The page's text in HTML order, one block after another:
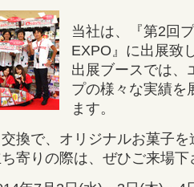
当社は、『第2回
EXPO』に出展致
出展ブースでは、
プの様々な実績を
ます。
換で、オリジナルお菓子
寄りの際は、ぜひご来場下